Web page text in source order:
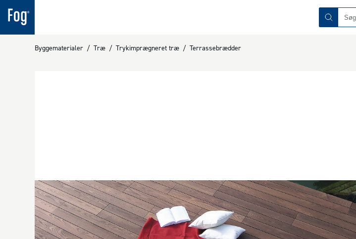
Byggematerialer / Træ / Trykimprægneret træ / Terrassebrædder